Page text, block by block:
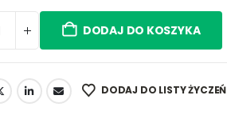
DODAJ DO KOSZYKA
DODAJ DO LISTY ŻYCZEŃ